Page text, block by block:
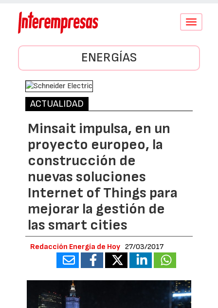
Conmutar
ENERGÍAS
ACTUALIDAD
Minsait impulsa, en un
proyecto europeo, la
construcción de
nuevas soluciones
Internet of Things para
mejorar la gestión de
las smart cities
Redacción Energía de Hoy 27/03/2017